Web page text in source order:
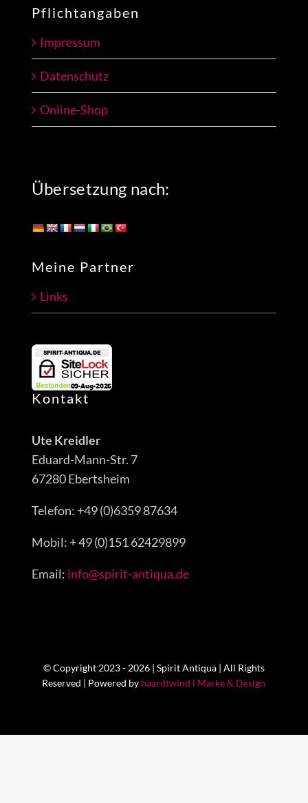
Pflichtangaben
Impressum
Datenschutz
Online-Shop
Übersetzung nach:
Meine Partner
Links
Kontakt
Ute Kreidler
Eduard-Mann-Str. 7
67280 Ebertsheim
Telefon: +49 (0)6359 87634
Mobil: + 49 (0)151 62429899
Email: info@spirit-antiqua.de
© Copyright 2023 - 2026 | Spirit Antiqua | All Rights
Reserved | Powered by haardtwind l Marke & Design